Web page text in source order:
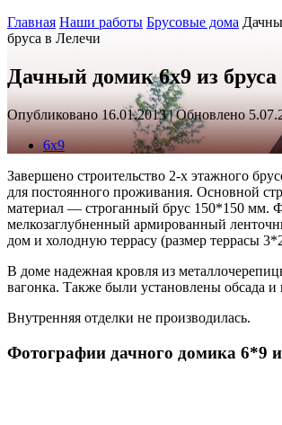
Главная Наши работы Брусовые дома
бруса в Лелечи
Дачный домик 6х9 из
Опубликовано 16.01.2013 | Обновлено
6х9
Завершено строительство 2-х этажного
для постоянного проживания. Основной
материал — строганный брус 150*150 мм.
мелкозаглубненный армированный
дом и холодную террасу (размер террасы
В доме надежная кровля из
вагонка. Также были установлены обсада и
Внутренняя отделки не производилась.
Фотографии дачного домика 6*9